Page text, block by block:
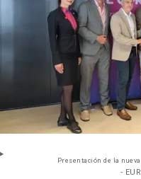
Presentación de la
-